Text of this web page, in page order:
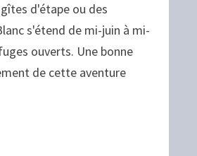
d'étape ou des
s'étend de mi-juin à mi-
ouverts. Une bonne
de cette aventure